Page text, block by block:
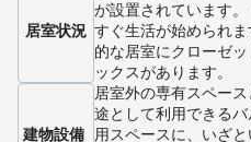
居室状況
が設置されています
すぐ生活が始められ
的な居室にクローゼ
ックスがあります。
建物設備
居室外の専有スペー
途として利用できる
用スペースに、いざ